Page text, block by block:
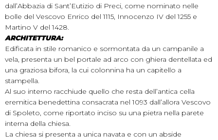
dall’Abbazia di Sant’Eutizio di Preci, come nominato nelle
bolle del Vescovo Enrico del 1115, Innocenzo IV del 1255 e
Martino V del 1428.
ARCHITETTURA:
Edificata in stile romanico e sormontata da un campanile a
vela, presenta un bel portale ad arco con ghiera dentellata ed
una graziosa bifora, la cui colonnina ha un capitello a
stampella.
Al suo interno racchiude quello che resta dell’antica cella
eremitica benedettina consacrata nel 1093 dall’allora Vescovo
di Spoleto, come riportato inciso su una pietra nella parete
interna della chiesa.
La chiesa si presenta a unica navata e con un abside